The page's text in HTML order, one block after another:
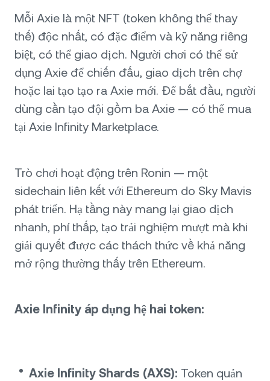
Mỗi Axie là một NFT (token không thể thay
thế) độc nhất, có đặc điểm và kỹ năng riêng
biệt, có thể giao dịch. Người chơi có thể sử
dụng Axie để chiến đấu, giao dịch trên chợ
hoặc lai tạo tạo ra Axie mới. Để bắt đầu, người
dùng cần tạo đội gồm ba Axie — có thể mua
tại Axie Infinity Marketplace.
Trò chơi hoạt động trên Ronin — một
sidechain liên kết với Ethereum do Sky Mavis
phát triển. Hạ tầng này mang lại giao dịch
nhanh, phí thấp, tạo trải nghiệm mượt mà khi
giải quyết được các thách thức về khả năng
mở rộng thường thấy trên Ethereum.
Axie Infinity áp dụng hệ hai token:
Axie Infinity Shards (AXS): Token quản